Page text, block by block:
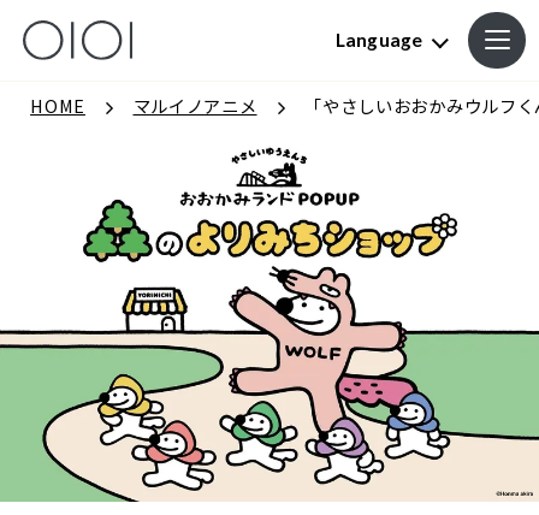
Language
HOME マルイノアニメ 「やさしいおおかみウルフ